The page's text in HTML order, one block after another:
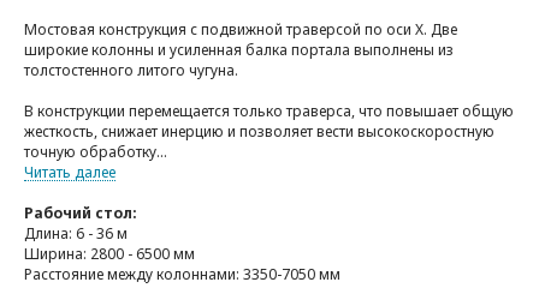
Мостовая конструкция с подвижной траверсой по оси X. Две
широкие колонны и усиленная балка портала выполнены из
толстостенного литого чугуна.
В конструкции перемещается только траверса, что повышает общую
жесткость, снижает инерцию и позволяет вести высокоскоростную
точную обработку...
Читать далее
Рабочий стол:
Длина: 6 - 36 м
Ширина: 2800 - 6500 мм
Расстояние между колоннами: 3350-7050 мм